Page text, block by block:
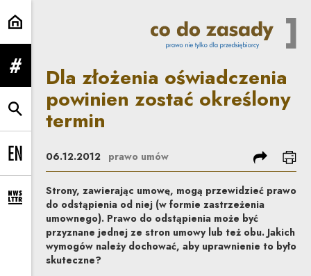
Dla złożenia oświadczenia
rozwiń menu
rozwiń wyszukiwarkę
Change language to EN
rozwiń formularz zapisu na newsletter
Dla złożenia oświadczenia
powinien zostać określony
termin
06.12.2012 prawo umów podziel się
Strony, zawierając umowę, mogą przewidzieć prawo
do odstąpienia od niej (w formie zastrzeżenia
umownego). Prawo do odstąpienia może być
przyznane jednej ze stron umowy lub też obu. Jakich
wymogów należy dochować, aby uprawnienie to było
skuteczne?